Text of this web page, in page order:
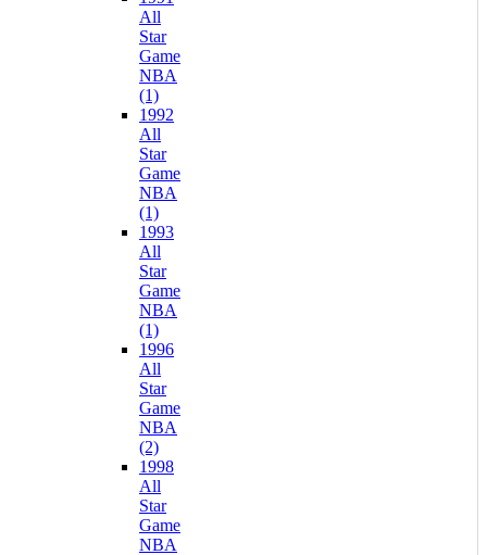
All
Star
Game
NBA
(1)
1992
All
Star
Game
NBA
(1)
1993
All
Star
Game
NBA
(1)
1996
All
Star
Game
NBA
(2)
1998
All
Star
Game
NBA